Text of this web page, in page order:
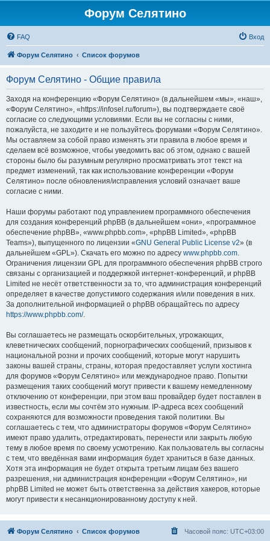
Форум Селятино
FAQ Вход
Форум Селятино Список форумов
Форум Селятино - Общие правила
Заходя на конференцию «Форум Селятино» (в дальнейшем «мы», «наш»,
«Форум Селятино», «https://infosel.ru/forum»), вы подтверждаете своё
согласие со следующими условиями. Если вы не согласны с ними,
пожалуйста, не заходите и не пользуйтесь форумами «Форум Селятино».
Мы оставляем за собой право изменять эти правила в любое время и
сделаем всё возможное, чтобы уведомить вас об этом, однако с вашей
стороны было бы разумным регулярно просматривать этот текст на
предмет изменений, так как использование конференции «Форум
Селятино» после обновления/исправления условий означает ваше
согласие с ними.
Наши форумы работают под управлением программного обеспечения
для создания конференций phpBB (в дальнейшем «они», «программное
обеспечение phpBB», «www.phpbb.com», «phpBB Limited», «phpBB
Teams»), выпущенного по лицензии «GNU General Public License v2» (в
дальнейшем «GPL»). Скачать его можно по адресу www.phpbb.com.
Ограничения лицензии GPL для программного обеспечения phpBB строго
связаны с организацией и поддержкой интернет-конференций, и phpBB
Limited не несёт ответственности за то, что администрация конференций
определяет в качестве допустимого содержания и/или поведения в них.
За дополнительной информацией о phpBB обращайтесь по адресу
https://www.phpbb.com/.
Вы соглашаетесь не размещать оскорбительных, угрожающих,
клеветнических сообщений, порнографических сообщений, призывов к
национальной розни и прочих сообщений, которые могут нарушить
законы вашей страны, страны, которая предоставляет услуги хостинга
для форумов «Форум Селятино» или международное право. Попытки
размещения таких сообщений могут привести к вашему немедленному
отключению от конференции, при этом ваш провайдер будет поставлен в
известность, если мы сочтём это нужным. IP-адреса всех сообщений
сохраняются для возможности проведения такой политики. Вы
соглашаетесь с тем, что администраторы форумов «Форум Селятино»
имеют право удалить, отредактировать, перенести или закрыть любую
тему в любое время по своему усмотрению. Как пользователь вы согласны
с тем, что введённая вами информация будет храниться в базе данных.
Хотя эта информация не будет открыта третьим лицам без вашего
разрешения, ни администрация конференции «Форум Селятино», ни
phpBB Limited не может быть ответственна за действия хакеров, которые
могут привести к несанкционированному доступу к ней.
Форум Селятино Список форумов Часовой пояс: UTC+03:00